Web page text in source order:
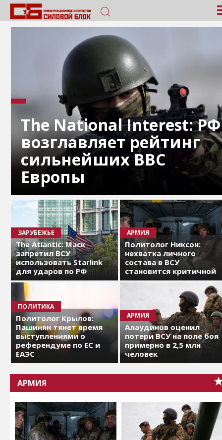
The National Interest: РФ
возглавляет рейтинг
сильнейших ВВС
Европы
ЗАРУБЕЖЬЕ
The Atlantic: Маск
запретил ВСУ
использовать Starlink
для ударов по РФ
АРМИЯ
Политолог Никсон:
нехватка личного
состава в ВСУ
становится критичной
ПОЛИТИКА
Политолог Крылов:
Пашинян тянет время
выступлениями о
референдуме по ЕС и
ЕАЭС
АРМИЯ
Алаудинов оценил
потери ВСУ на поле боя
примерно в 2,5 млн
человек
АРМИЯ